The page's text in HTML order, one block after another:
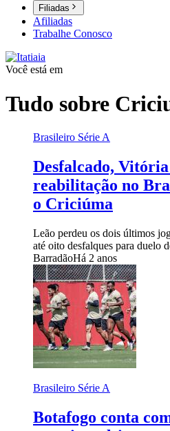
Filiadas
Afiliadas
Trabalhe Conosco
Você está em
Tudo sobre
Brasileiro Série A
Desfalcado, Vitória
reabilitação no
o Criciúma
Leão perdeu os dois últimos
até oito desfalques para duelo
BarradãoHá 2 anos
Brasileiro Série A
Botafogo conta